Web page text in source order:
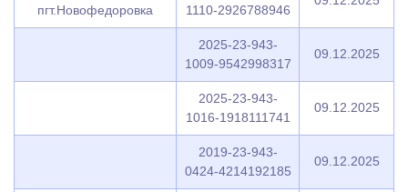
пгт.Новофедоровка 1110-2926788946
2025-23-943-
1009-9542998317
09.12.2025
2025-23-943-
1016-1918111741
09.12.2025
2019-23-943-
0424-4214192185
09.12.2025